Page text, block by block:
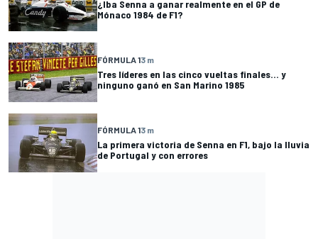
¿Iba Senna a ganar realmente en el GP de
Mónaco 1984 de F1?
FÓRMULA 13 m
Tres líderes en las cinco vueltas finales... y
ninguno ganó en San Marino 1985
FÓRMULA 13 m
La primera victoria de Senna en F1, bajo la lluvia
de Portugal y con errores